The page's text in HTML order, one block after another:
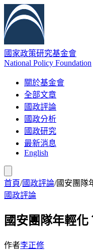
國家政策研究基金會
National Policy Foundation
關於基金會
全部文章
國政評論
國政分析
國政研究
最新消息
English
首頁/國政評論/國安團隊
國政評論
國安團隊年輕化
作者李正修